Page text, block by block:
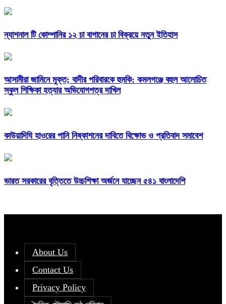
ন্যাশনাল টি কোম্পানির ১২ চা বাগানের চা বিক্রয়ে নতুন ইতিহাস
আসামীরা জামিনে মুক্ত; বাদীর পরিবারকে হুমকি: কমলগঞ্জে বহুল আলোচিত
স্কুল শিক্ষিকা হত্যার অভিযোগপত্র দাখিল
কাউয়াদিঘি হাওরের পানি নিষ্কাশনের দাবিতে বিক্ষোভ ও প্রতিবাদ সমাবেশ
ভারত সরকারের বৃত্তিতে উচ্চশিক্ষা অর্জনে যাচ্ছেন ৫৪১ বাংলাদেশি
About Us
Contact Us
Privacy Policy